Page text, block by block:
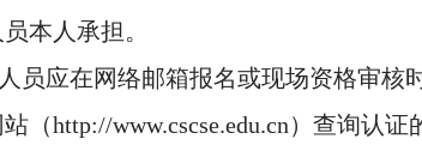
本人承担。
人员应在网络邮箱报名或现场资格审
（http://www.cscse.edu.cn）查询认证